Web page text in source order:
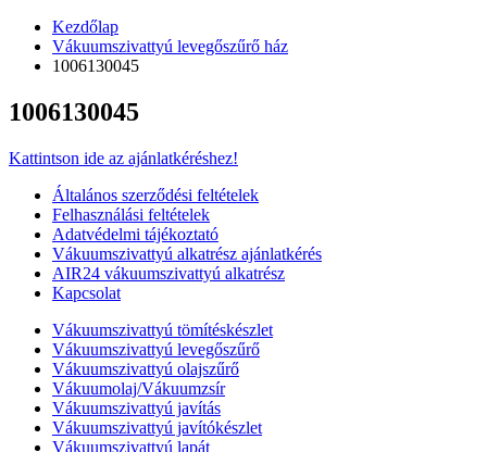
Kezdőlap
Vákuumszivattyú levegőszűrő ház
1006130045
1006130045
Kattintson ide az ajánlatkéréshez!
Általános szerződési feltételek
Felhasználási feltételek
Adatvédelmi tájékoztató
Vákuumszivattyú alkatrész ajánlatkérés
AIR24 vákuumszivattyú alkatrész
Kapcsolat
Vákuumszivattyú tömítéskészlet
Vákuumszivattyú levegőszűrő
Vákuumszivattyú olajszűrő
Vákuumolaj/Vákuumzsír
Vákuumszivattyú javítás
Vákuumszivattyú javítókészlet
Vákuumszivattyú lapát